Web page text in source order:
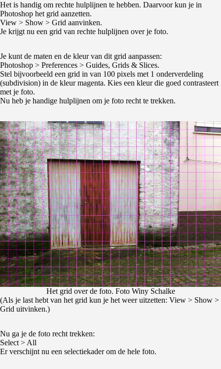
Het is handig om rechte hulplijnen te hebben. Daarvoor kun je in
Photoshop het grid aanzetten.
View > Show > Grid aanvinken.
Je krijgt nu een grid van rechte hulplijnen over je foto.
Je kunt de maten en de kleur van dit grid aanpassen:
Photoshop > Preferences > Guides, Grids & Slices.
Stel bijvoorbeeld een grid in van 100 pixels met 1 onderverdeling
(subdivision) in de kleur magenta. Kies een kleur die goed contrasteert
met je foto.
Nu heb je handige hulplijnen om je foto recht te trekken.
Het grid over de foto. Foto Winy Schalke
(Als je last hebt van het grid kun je het weer uitzetten: View > Show >
Grid uitvinken.)
Nu ga je de foto recht trekken:
Select > All
Er verschijnt nu een selectiekader om de hele foto.